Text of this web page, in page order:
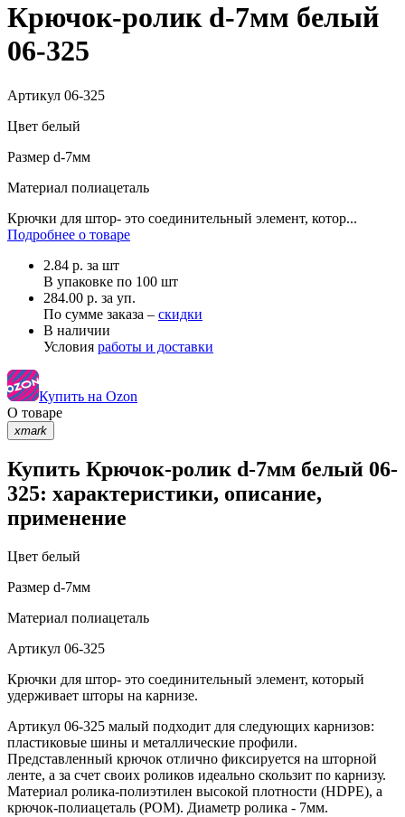
Крючок-ролик d-7мм белый
06-325
Артикул 06-325
Цвет белый
Размер d-7мм
Материал полиацеталь
Крючки для штор- это соединительный элемент, котор...
Подробнее о товаре
2.84 р. за шт
В упаковке по 100 шт
284.00 р. за уп.
По сумме заказа – скидки
В наличии
Условия работы и доставки
Купить на Ozon
О товаре
xmark
Купить Крючок-ролик d-7мм белый 06-
325: характеристики, описание,
применение
Цвет белый
Размер d-7мм
Материал полиацеталь
Артикул 06-325
Крючки для штор- это соединительный элемент, который
удерживает шторы на карнизе.
Артикул 06-325 малый подходит для следующих карнизов:
пластиковые шины и металлические профили.
Представленный крючок отлично фиксируется на шторной
ленте, а за счет своих роликов идеально скользит по карнизу.
Материал ролика-полиэтилен высокой плотности (HDPE), а
крючок-полиацеталь (POM). Диаметр ролика - 7мм.